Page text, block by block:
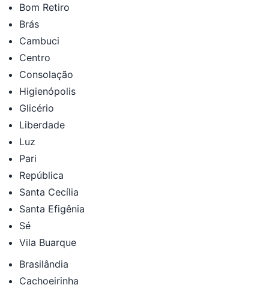
Bom Retiro
Brás
Cambuci
Centro
Consolação
Higienópolis
Glicério
Liberdade
Luz
Pari
República
Santa Cecília
Santa Efigênia
Sé
Vila Buarque
Brasilândia
Cachoeirinha